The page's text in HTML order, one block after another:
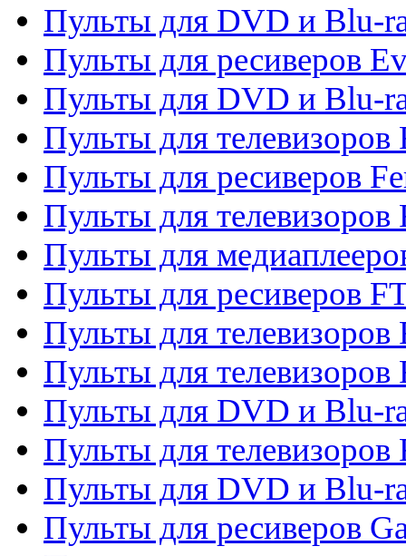
Пульты для DVD и Blu-
Пульты для ресиверов
Пульты для DVD и Blu-
Пульты для телевизоров
Пульты для ресиверов
Пульты для
Пульты для
Пульты для ресиверов
Пульты для телевизоров
Пульты для телевизоров
Пульты для DVD и Blu-
Пульты для телевизоров
Пульты для DVD и Blu-
Пульты для ресиверов